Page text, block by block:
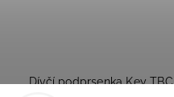
Dívčí podprsenka Key